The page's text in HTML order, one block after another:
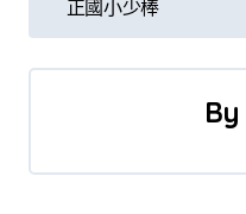
導
覽
正國小少棒
By